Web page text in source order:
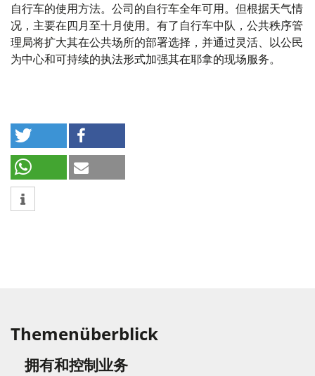
自行车的使用方法。公司的自行车全年可用。但根据天气情
况，主要在四月至十月使用。有了自行车中队，公共秩序管
理局将扩大其在公共场所的部署选择，并通过灵活、以公民
为中心和可持续的执法形式加强其在耶拿的现场服务。
Themenüberblick
拥有和控制业务